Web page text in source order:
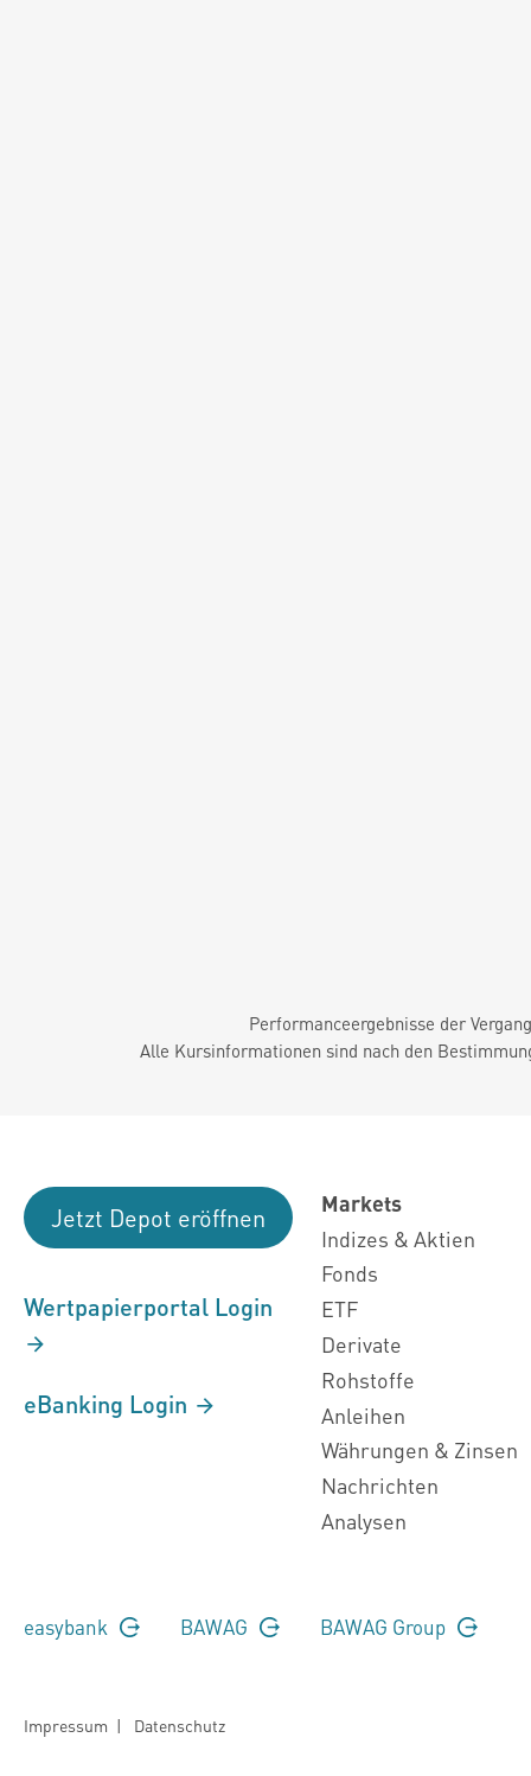
Performanceergebnisse der
Alle Kursinformationen sind nach den
Jetzt Depot eröffnen
Wertpapierportal Login
eBanking Login
Markets
Indizes & Aktien
Fonds
ETF
Derivate
Rohstoffe
Anleihen
Währungen & Zinsen
Nachrichten
Analysen
easybank BAWAG BAWAG Group
Impressum | Datenschutz